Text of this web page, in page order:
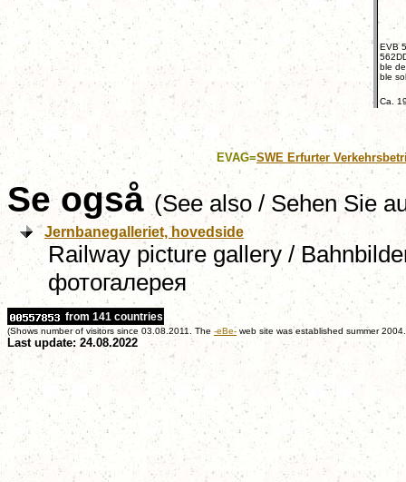
EVB
ble
ble
Ca.
EVAG=SWE Erfurter
Se også (See also / Sehen Sie
Jernbanegalleriet, hovedside
Railway picture gallery /
фотогалерея
from 141 countries
(Shows number of visitors since 03.08.2011. The -eBe- web site was established summer
Last update: 24.08.2022